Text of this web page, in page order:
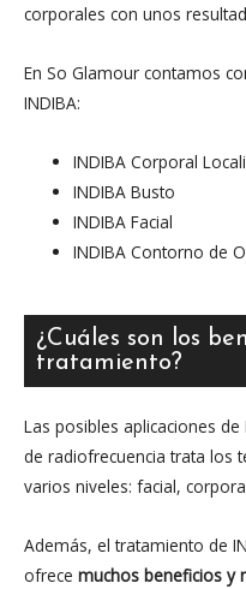
corporales con unos
En So Glamour contamos
INDIBA:
INDIBA Corporal
INDIBA Busto
INDIBA Facial
INDIBA Contorno de
¿Cuáles son los
tratamiento?
Las posibles aplicaciones
de radiofrecuencia trata los
varios niveles: facial,
Además, el tratamiento de
ofrece muchos beneficios y